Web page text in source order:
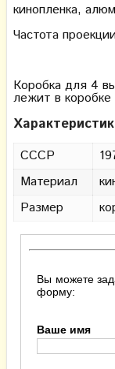
кинопленка,
Частота
Коробка для 4
лежит в коробке
СССР
Материал
Размер
Вы можете
форму:
Ваше имя